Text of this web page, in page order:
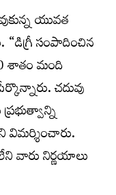
యువత
“డిగ్రీ సంపాదించిన
శాతం మంది
చదువు
విమర్శించారు.
వారు నిర్ణయాలు